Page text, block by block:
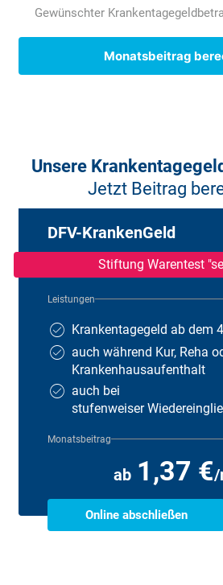
Renten-, 1,3 % Arbeitslosen- und 2,4 %
Gewünschter
Monatsbeitrag
Unsere
Jetzt Beitrag
DFV-KrankenGeld
Stiftung Warentest
Leistungen
Krankentagegeld ab dem
auch während Kur, Reha
Krankenhaus­aufenthalt
auch bei
stufenweiser
Monatsbeitrag
ab 1,37 €/
Online abschließen